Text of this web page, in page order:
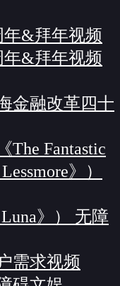
年&拜年视频
年&拜年视频
金融改革四十
The Fantastic
》）
》） 无障
需求视频